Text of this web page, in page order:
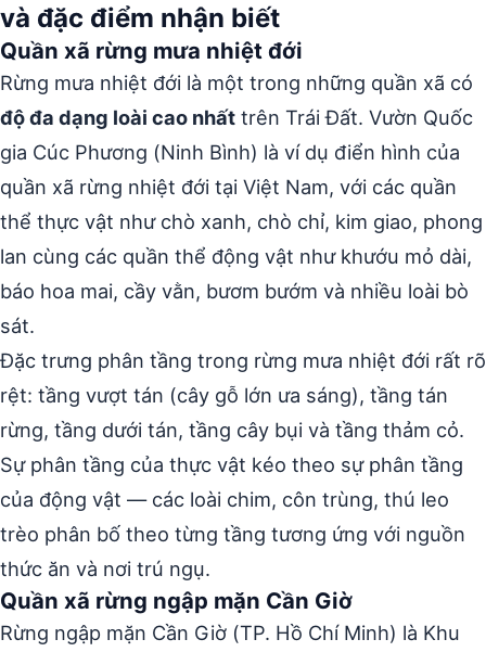
và đặc điểm nhận biết
Quần xã rừng mưa nhiệt đới
Rừng mưa nhiệt đới là một trong những quần xã có
độ đa dạng loài cao nhất trên Trái Đất. Vườn Quốc
gia Cúc Phương (Ninh Bình) là ví dụ điển hình của
quần xã rừng nhiệt đới tại Việt Nam, với các quần
thể thực vật như chò xanh, chò chỉ, kim giao, phong
lan cùng các quần thể động vật như khướu mỏ dài,
báo hoa mai, cầy vằn, bươm bướm và nhiều loài bò
sát.
Đặc trưng phân tầng trong rừng mưa nhiệt đới rất rõ
rệt: tầng vượt tán (cây gỗ lớn ưa sáng), tầng tán
rừng, tầng dưới tán, tầng cây bụi và tầng thảm cỏ.
Sự phân tầng của thực vật kéo theo sự phân tầng
của động vật — các loài chim, côn trùng, thú leo
trèo phân bố theo từng tầng tương ứng với nguồn
thức ăn và nơi trú ngụ.
Quần xã rừng ngập mặn Cần Giờ
Rừng ngập mặn Cần Giờ (TP. Hồ Chí Minh) là Khu